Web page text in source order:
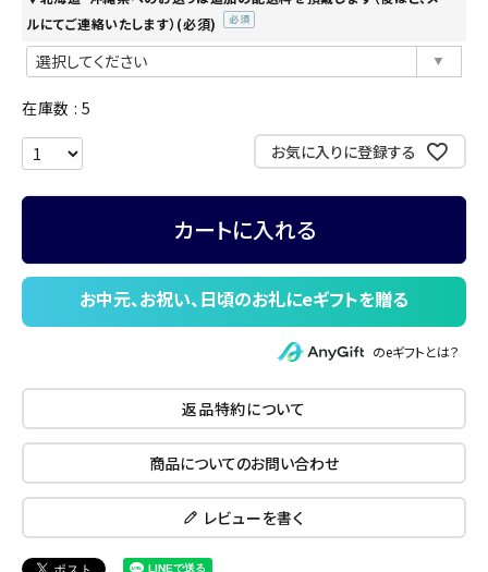
ルにてご連絡いたします）(必須)
在庫数
5
お気に入りに登録する
カートに入れる
のeギフトとは？
返品特約について
商品についてのお問い合わせ
レビューを書く